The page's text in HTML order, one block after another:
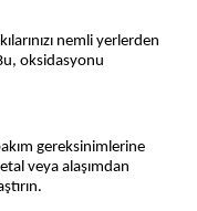
nemli yerlerden
oksidasyonu
gereksinimlerine
veya alaşımdan